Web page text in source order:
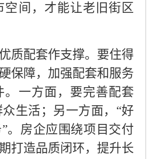
空间，才能让老旧街区
质配套作支撑。要住得
保障，加强配套和服务
。一方面，要完善配套
生活；另一方面，“好
。房企应围绕项目交付
打造品质闭环，提升长